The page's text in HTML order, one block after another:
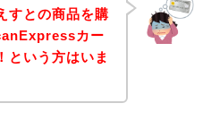
すとの商品を購
カー
という方はいま